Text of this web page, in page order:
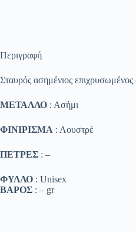
Περιγραφή
Σταυρός ασημένιος επιχρυσωμένος
ΜΕΤΑΛΛΟ : Ασήμι
ΦΙΝΙΡΙΣΜΑ : Λουστρέ
ΠΕΤΡΕΣ : –
ΦΥΛΛΟ : Unisex
ΒΑΡΟΣ : – gr